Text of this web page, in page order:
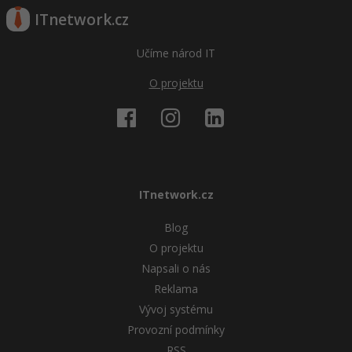
ITnetwork.cz
Učíme národ IT
O projektu
ITnetwork.cz
Blog
O projektu
Napsali o nás
Reklama
Vývoj systému
Provozní podmínky